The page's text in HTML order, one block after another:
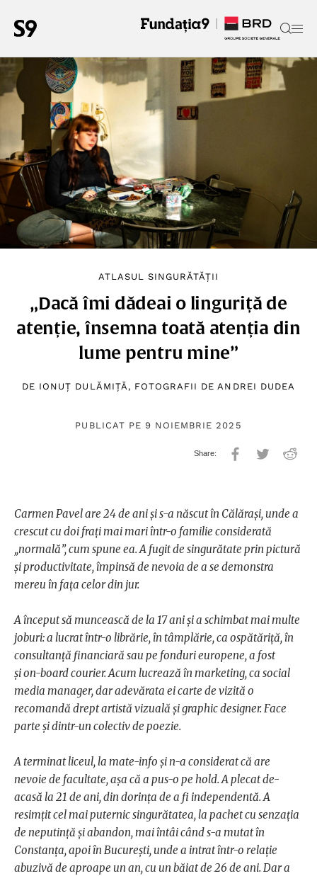
ATLASUL SINGURĂTĂȚII
„Dacă îmi dădeai o linguriță de
atenție, însemna toată atenția din
lume pentru mine”
DE IONUȚ DULĂMIȚĂ , FOTOGRAFII DEANDREI DUDEA
PUBLICAT PE 9 NOIEMBRIE 2025
Carmen Pavel are 24 de ani și s-a născut în Călărași, unde a
crescut cu doi frați mai mari într-o familie considerată
„normală”, cum spune ea. A fugit de singurătate prin pictură
și productivitate, împinsă de nevoia de a se demonstra
mereu în fața celor din jur.
A început să muncească de la 17 ani și a schimbat mai multe
joburi: a lucrat într-o librărie, în tâmplărie, ca ospătăriță, în
consultanță financiară sau pe fonduri europene, a fost
și on-board courier. Acum lucrează în marketing, ca social
media manager, dar adevărata ei carte de vizită o
recomandă drept artistă vizuală și graphic designer. Face
parte și dintr-un colectiv de poezie.
A terminat liceul, la mate-info și n-a considerat că are
nevoie de facultate, așa că a pus-o pe hold. A plecat de-
acasă la 21 de ani, din dorința de a fi independentă. A
resimțit cel mai puternic singurătatea, la pachet cu senzația
de neputință și abandon, mai întâi când s-a mutat în
Constanța, apoi în București, unde a intrat într-o relație
abuzivă de aproape un an, cu un băiat de 26 de ani. Dar a